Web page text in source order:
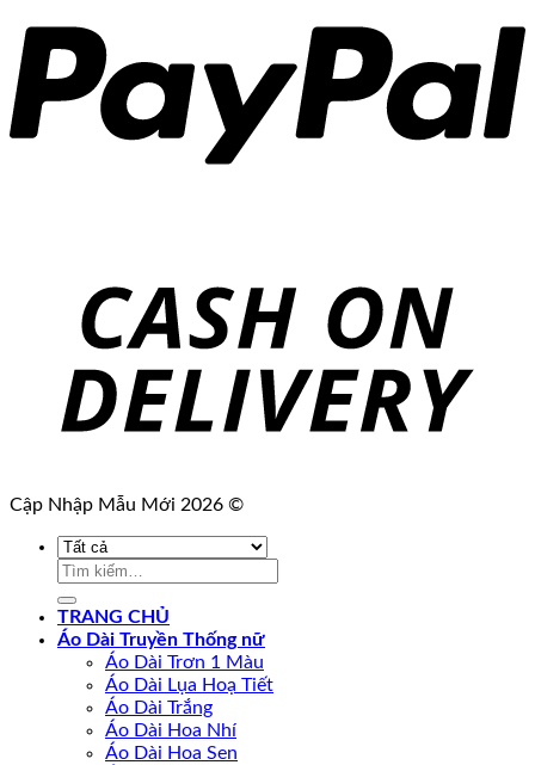
Cập Nhập Mẫu Mới 2026 ©
Tìm
TRANG CHỦ
Áo Dài Truyền Thống nữ
Áo Dài Trơn 1 Màu
Áo Dài Lụa Hoạ Tiết
Áo Dài Trắng
Áo Dài Hoa Nhí
Áo Dài Hoa Sen